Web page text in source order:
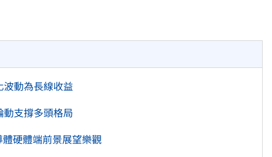
11:00
動為長線收益
支撐多頭格局
硬體端前景展望樂觀